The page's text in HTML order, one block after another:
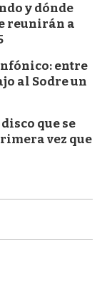
y dónde
reunirán a
entre
al Sodre un
que se
vez que